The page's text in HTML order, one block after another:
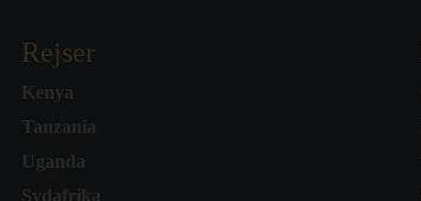
Rejser
Kenya
Tanzania
Uganda
Sydafrika